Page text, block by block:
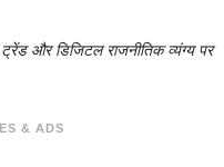
और डिजिटल राजनीतिक व्यंग्य पर
& ADS